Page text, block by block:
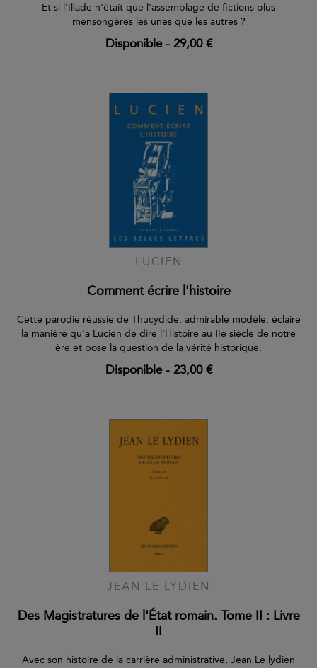
Et si l'Iliade n'était que l'assemblage de fictions plus
mensongères les unes que les autres ?
Disponible- 29,00 €
LUCIEN
Comment écrire l'histoire
Cette parodie réussie de Thucydide, admirable modèle, éclaire
la manière qu'a Lucien de dire l'Histoire au IIe siècle de notre
ère et pose la question de la vérité historique.
Disponible- 23,00 €
JEAN LE LYDIEN
Des Magistratures de l'État romain. Tome II : Livre
II
Avec son histoire de la carrière administrative, Jean Le lydien